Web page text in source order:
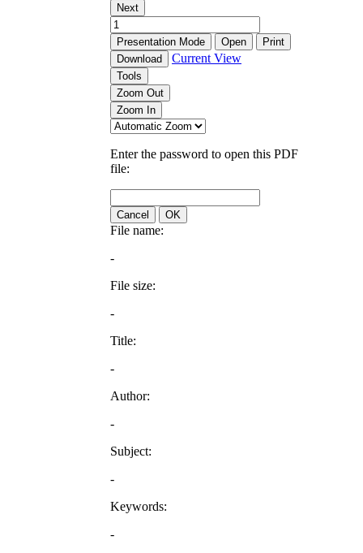
Next
Presentation Mode Open
Print
Download
Current View
Tools
Zoom Out
Zoom In
Enter the password to open this PDF
file:
Cancel OK
File name:
-
File size:
-
Title:
-
Author:
-
Subject:
-
Keywords:
-